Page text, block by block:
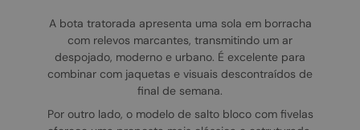
A bota tratorada apresenta uma sola em borracha
com relevos marcantes, transmitindo um ar
despojado, moderno e urbano. É excelente para
combinar com jaquetas e visuais descontraídos de
final de semana.
Por outro lado, o modelo de salto bloco com fivelas